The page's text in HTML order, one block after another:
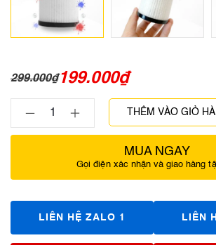
299.000₫199.000₫
THÊM VÀO GIỎ
MUA NGAY
Gọi điện xác nhận và giao hàng
LIÊN HỆ ZALO 1 LIÊN